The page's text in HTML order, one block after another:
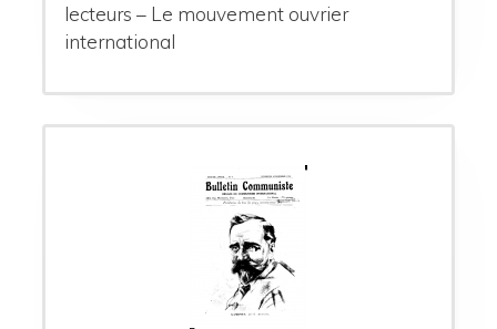
lecteurs – Le mouvement ouvrier
international